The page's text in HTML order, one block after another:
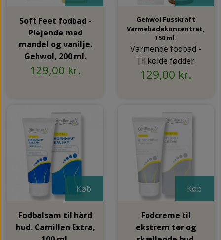
Soft Feet fodbad -
Plejende med
mandel og vanilje.
Gehwol, 200 ml.
129,00 kr.
Gehwol Fusskraft
Varmebadekoncentrat,
150 ml.
Varmende fodbad -
Til kolde fødder.
129,00 kr.
Køb
Fodbalsam til hård
hud. Camillen Extra,
Køb
Fodcreme til
ekstrem tør og